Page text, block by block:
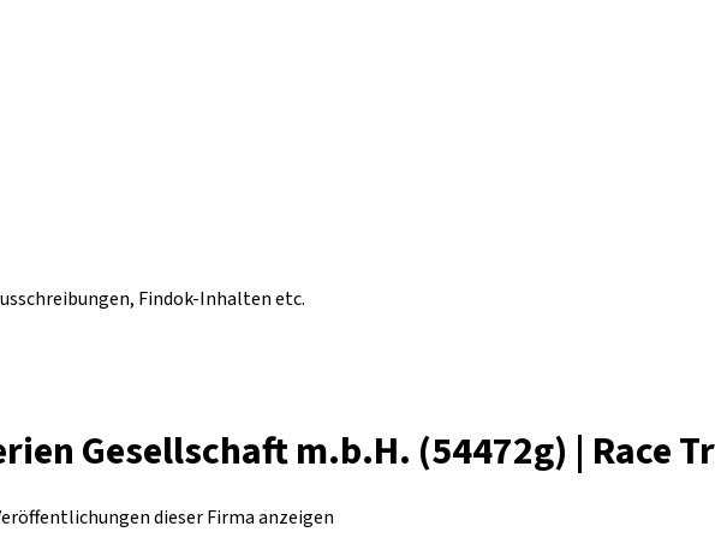
Findok-Inhalten etc.
Gesellschaft m.b.H. (54472g) | Race
dieser Firma anzeigen